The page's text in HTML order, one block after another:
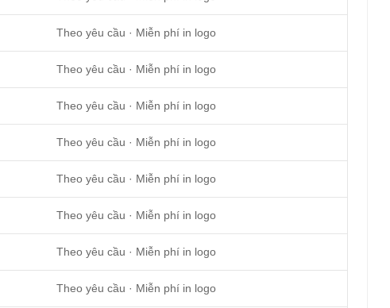
Theo yêu cầu · Miễn phí in logo
Theo yêu cầu · Miễn phí in logo
Theo yêu cầu · Miễn phí in logo
Theo yêu cầu · Miễn phí in logo
Theo yêu cầu · Miễn phí in logo
Theo yêu cầu · Miễn phí in logo
Theo yêu cầu · Miễn phí in logo
Theo yêu cầu · Miễn phí in logo